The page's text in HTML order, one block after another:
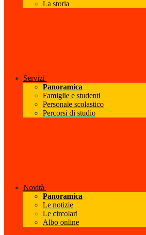
La storia
Servizi
Panoramica
Famiglie e studenti
Personale scolastico
Percorsi di studio
Novità
Panoramica
Le notizie
Le circolari
Albo online